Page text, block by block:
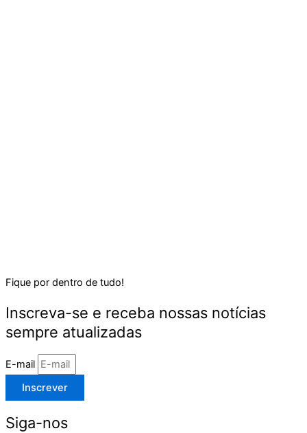
Fique por dentro de tudo!
Inscreva-se e receba nossas notícias
sempre atualizadas
E-mail
Inscrever
Siga-nos